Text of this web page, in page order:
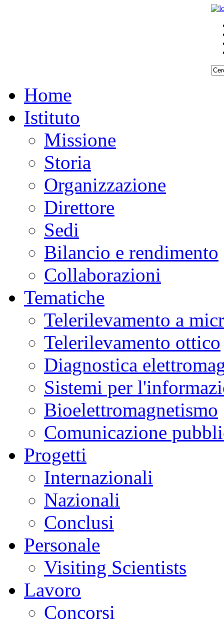
Home
Istituto
Missione
Storia
Organizzazione
Direttore
Sedi
Bilancio e rendimento
Collaborazioni
Tematiche
Telerilevamento a
Telerilevamento ottico
Diagnostica
Sistemi per
Bioelettromagnetismo
Comunicazione
Progetti
Internazionali
Nazionali
Conclusi
Personale
Visiting Scientists
Lavoro
Concorsi